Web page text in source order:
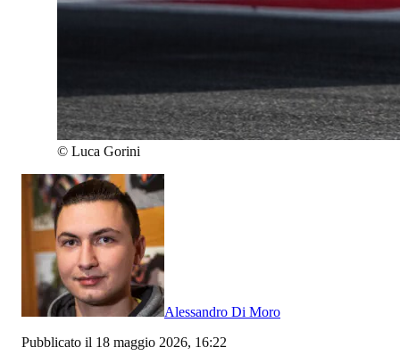
© Luca Gorini
Alessandro Di Moro
Pubblicato il 18 maggio 2026, 16:22